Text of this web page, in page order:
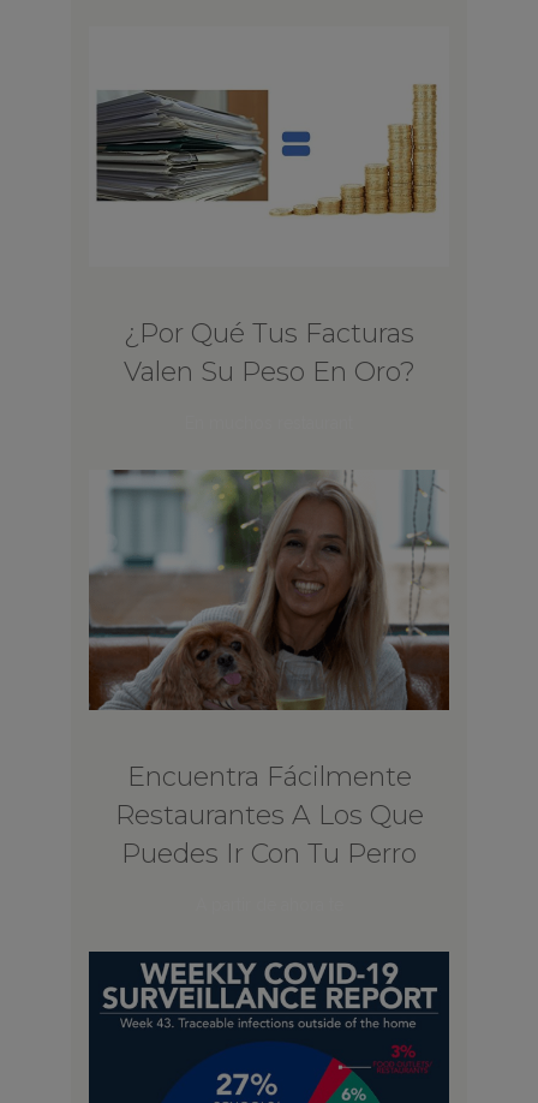
¿Por Qué Tus Facturas
Valen Su Peso En Oro?
Encuentra Fácilmente
Restaurantes A Los Que
Puedes Ir Con Tu Perro